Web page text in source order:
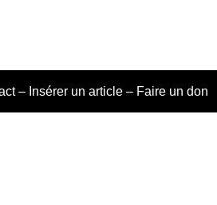
– Insérer un article – Faire un don